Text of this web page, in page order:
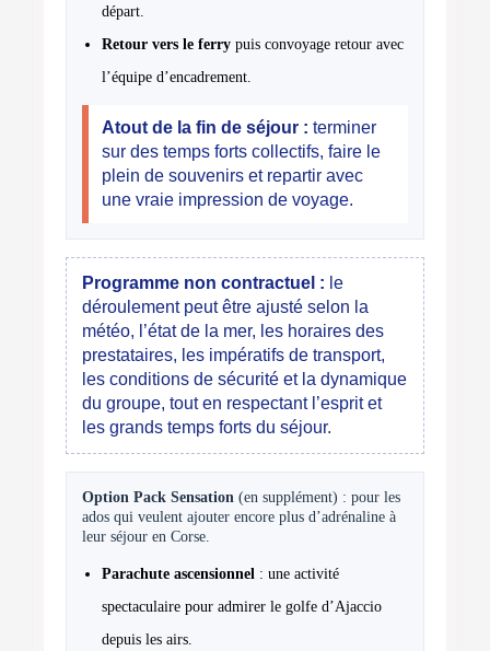
départ.
Retour vers le ferry puis convoyage retour avec
l’équipe d’encadrement.
Atout de la fin de séjour : terminer
sur des temps forts collectifs, faire le
plein de souvenirs et repartir avec
une vraie impression de voyage.
Programme non contractuel : le
déroulement peut être ajusté selon la
météo, l’état de la mer, les horaires des
prestataires, les impératifs de transport,
les conditions de sécurité et la dynamique
du groupe, tout en respectant l’esprit et
les grands temps forts du séjour.
Option Pack Sensation (en supplément) : pour les
ados qui veulent ajouter encore plus d’adrénaline à
leur séjour en Corse.
Parachute ascensionnel : une activité
spectaculaire pour admirer le golfe d’Ajaccio
depuis les airs.